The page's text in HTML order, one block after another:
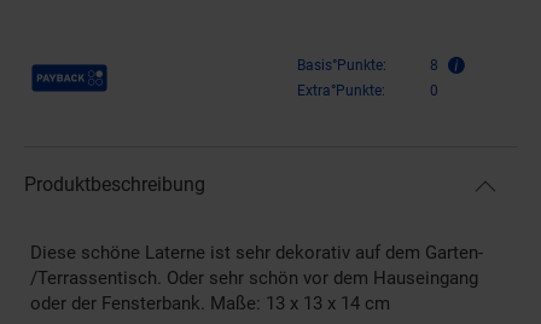
Payback Punkte Basis°Punkte:
8
Extra°Punkte:
0
Produktbeschreibung
Diese schöne Laterne ist sehr dekorativ auf dem Garten-
/Terrassentisch. Oder sehr schön vor dem Hauseingang
oder der Fensterbank. Maße: 13 x 13 x 14 cm